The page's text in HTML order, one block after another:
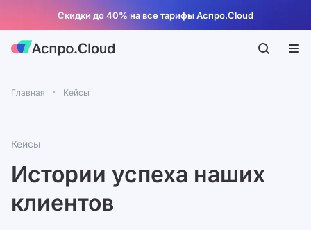
Скидки до 40% на все тарифы Аспро.Cloud
Главная Кейсы
Кейсы
Истории успеха наших
клиентов